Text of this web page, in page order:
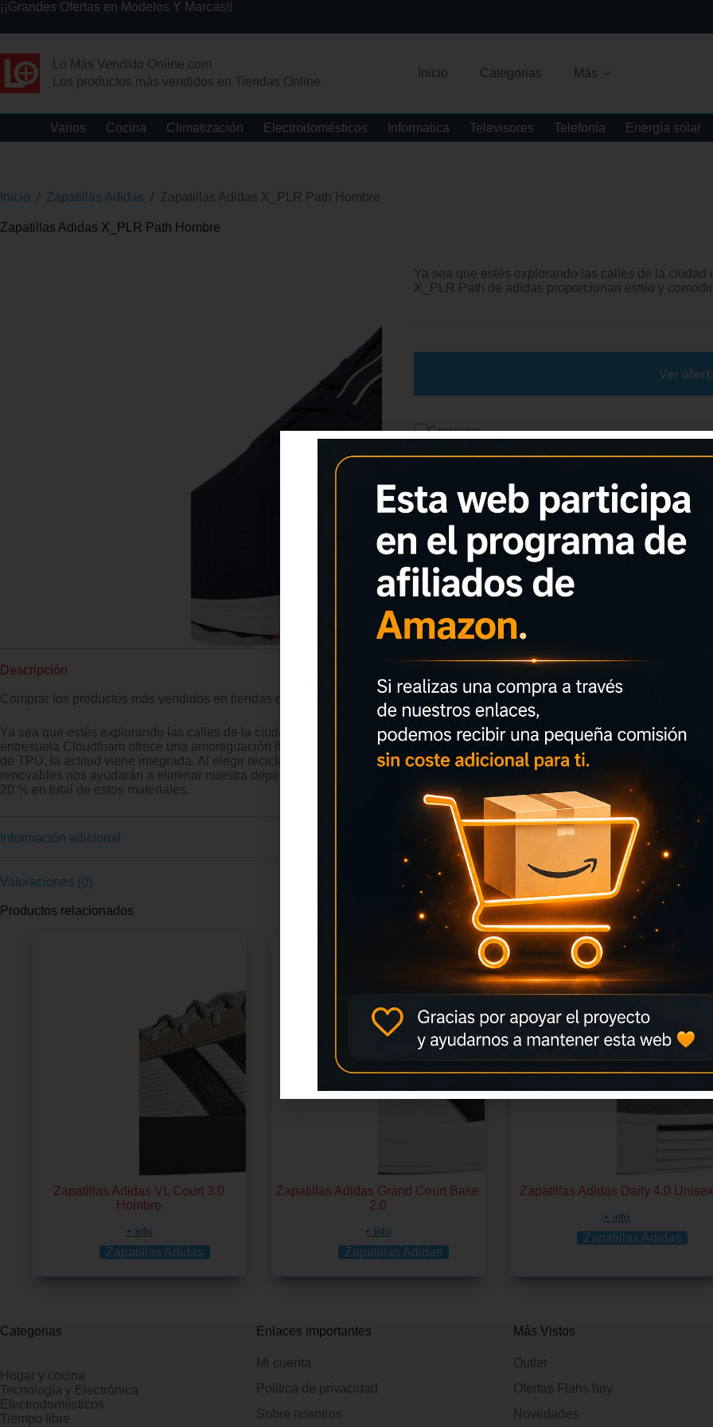
¡¡Grandes Ofertas en Modelos Y Marcas!!
Lo Más Vendido Online.com
Los productos más vendidos en Tiendas Online
Inicio Categorias Más
Varios Cocina Climatización Electrodomésticos Informatica Televisores Telefonía Energía solar
Inicio / Zapatillas Adidas / Zapatillas Adidas X_PLR Path Hombre
Zapatillas Adidas X_PLR Path Hombre
Ya sea que estés explorando las calles de la
X_PLR Path de adidas proporcionan estilo y
Ver
Comparar
B0DHVQPL7F
CATEGORÍA:ZAPATILLAS ADIDAS
ETIQUETA:ZAPATILLAS ADIDAS
MARCA:
ADIDAS
Características adicionales
Calidad superior
Pago seguro
Devolución garantizada
Descripción
Comprar los productos más vendidos en tiendas online
Ya sea que estés explorando las calles de la ciudad o paseando por el vecindario, estos zapatos X_PLR Path de adidas
entresuela Cloudfoam ofrece una amortiguación ligera para llevar todo el día, mientras que la suela de goma mantiene tu
de TPU, la actitud viene integrada. Al elegir reciclado, somos capaces de reutilizar materiales que ya se han creado, lo que
renovables nos ayudarán a eliminar nuestra dependencia de recursos finitos. Nuestros productos fabricados con una mezcla
20 % en total de estos materiales.
Información adicional
Valoraciones (0)
Productos relacionados
Zapatillas Adidas VL Court 3.0
Hombre
+ info
Zapatillas Adidas
Zapatillas Adidas Grand Court Base
2.0
+ info
Zapatillas Adidas
Zapatillas Adidas Daily 4.0 Unisex
+ info
Zapatillas Adidas
Categorias
Hogar y cocina
Tecnologia y Electrónica
Electrodomésticos
Tiempo libre
Enlaces importantes
Mi cuenta
Politica de privacidad
Sobre nosotros
Más Vistos
Outlet
Ofertas Flahs hoy
Novedades